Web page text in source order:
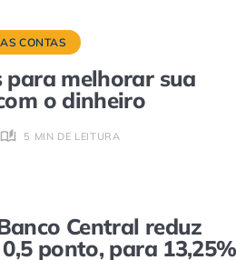
CONTAS
para melhorar sua
o dinheiro
5 MIN DE LEITURA
Central reduz
ponto, para 13,25%